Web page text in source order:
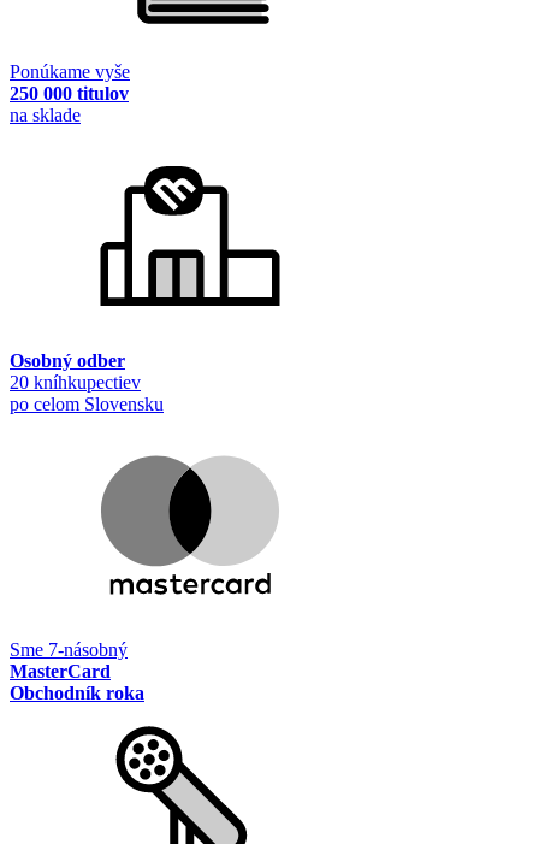
Ponúkame vyše
250 000 titulov
na sklade
Osobný odber
20 kníhkupectiev
po celom Slovensku
Sme 7-násobný
MasterCard
Obchodník roka